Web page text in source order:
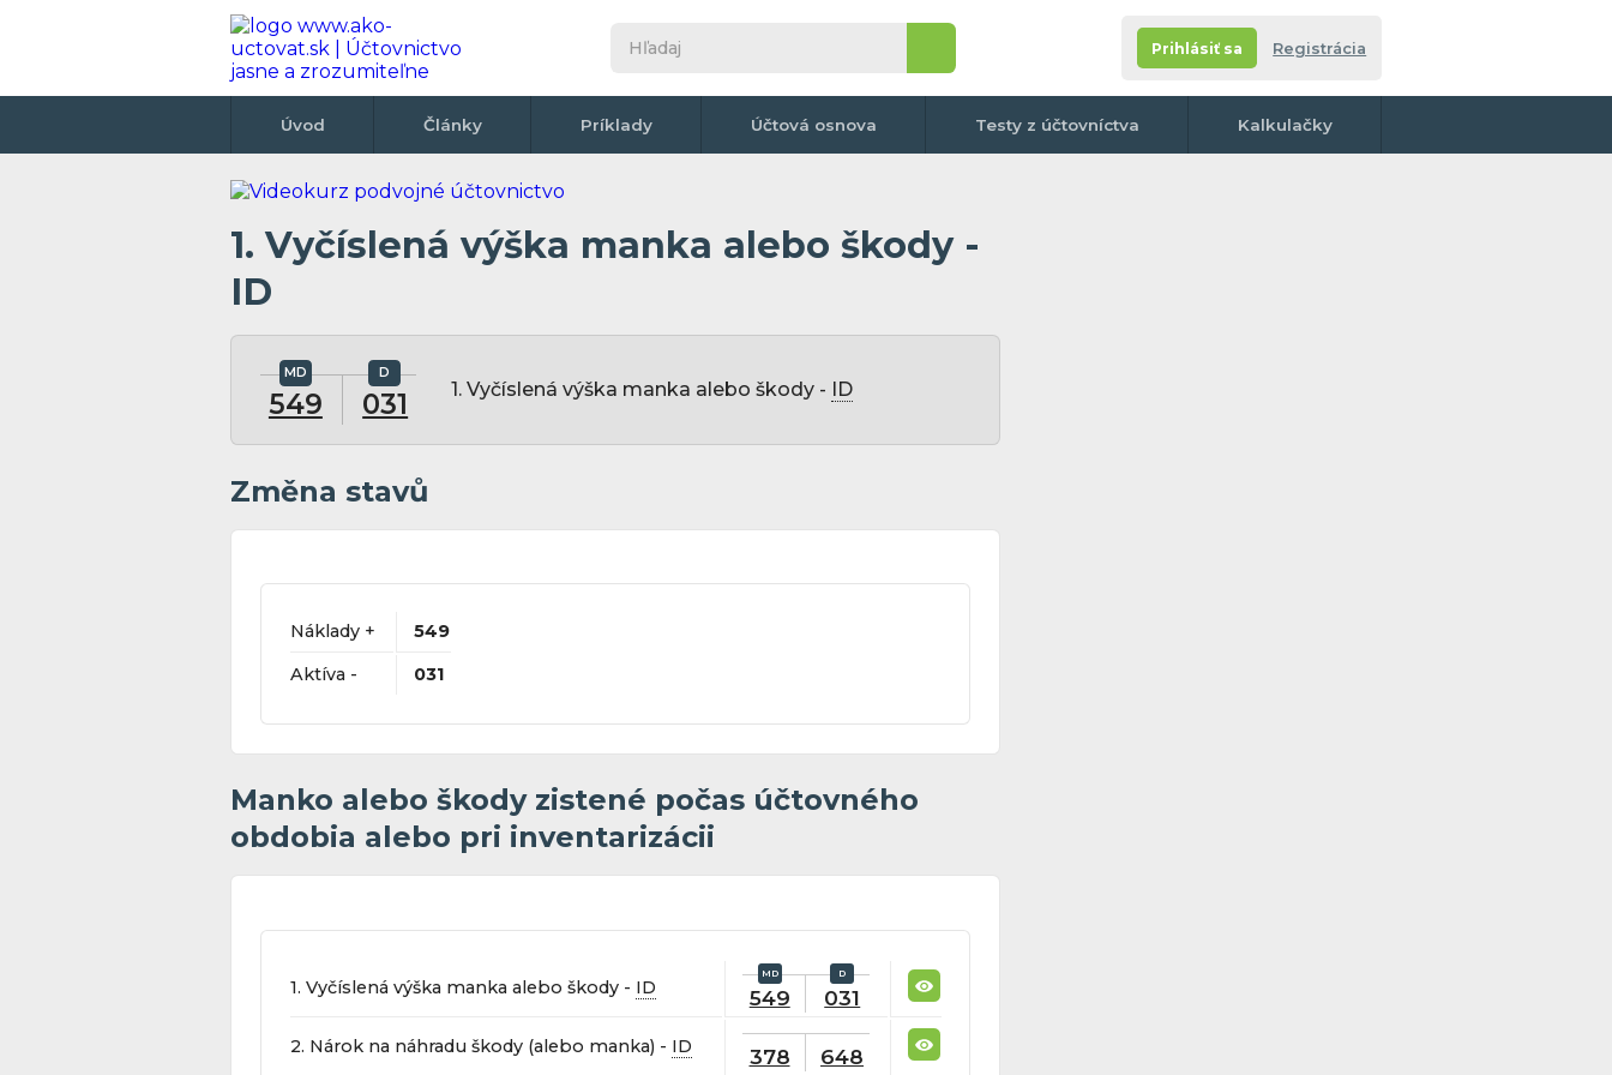
Prihlásiť sa Registrácia
Úvod Články Príklady Účtová osnova Testy z účtovníctva Kalkulačky
1. Vyčíslená výška manka alebo škody -
ID
549 031 1. Vyčíslená výška manka alebo škody - ID
Změna stavů
Náklady +
549
Aktíva -
031
Manko alebo škody zistené počas účtovného
obdobia alebo pri inventarizácii
1. Vyčíslená výška manka alebo škody - ID 549 031
2. Nárok na náhradu škody (alebo manka) - ID 378 648